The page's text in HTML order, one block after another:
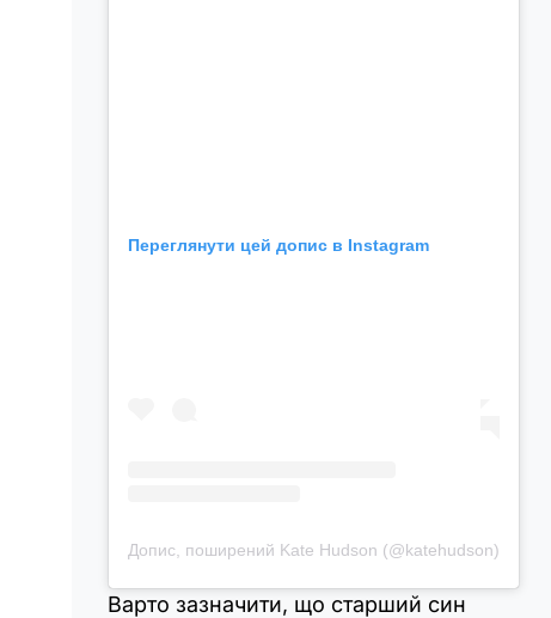
Переглянути цей допис в Instagram
Допис, поширений Kate Hudson (@katehudson)
Варто зазначити, що старший син